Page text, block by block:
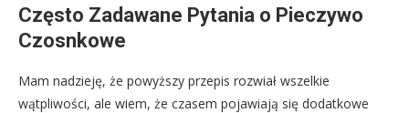
Często Zadawane Pytania o Pieczywo
Czosnkowe
Mam nadzieję, że powyższy przepis rozwiał wszelkie
wątpliwości, ale wiem, że czasem pojawiają się dodatkowe